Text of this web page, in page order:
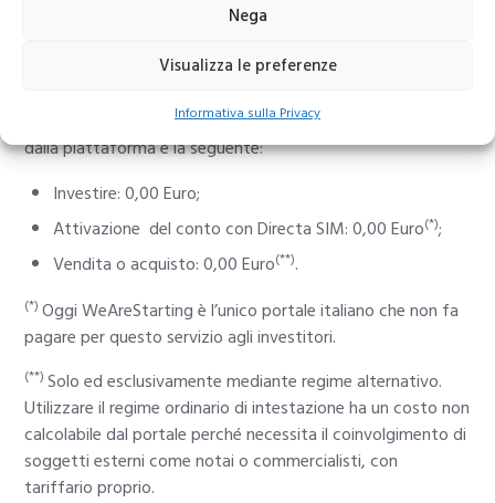
Nega
Visualizza le preferenze
Informativa sulla Privacy
Analizzando nel dettaglio i costi associati ai servizi offerti
dalla piattaforma è la seguente:
Investire: 0,00 Euro;
Attivazione del conto con Directa SIM: 0,00 Euro(*);
Vendita o acquisto: 0,00 Euro(**).
(*)Oggi WeAreStarting è l’unico portale italiano che non fa
pagare per questo servizio agli investitori.
(**)Solo ed esclusivamente mediante regime alternativo.
Utilizzare il regime ordinario di intestazione ha un costo non
calcolabile dal portale perché necessita il coinvolgimento di
soggetti esterni come notai o commercialisti, con
tariffario proprio.